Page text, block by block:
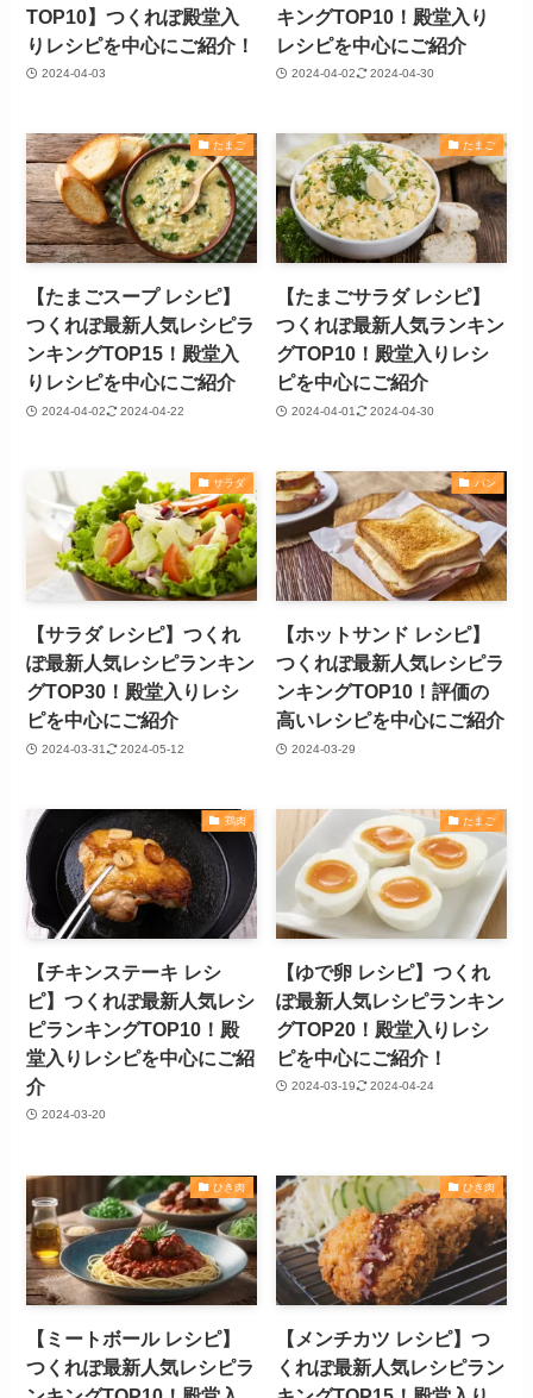
TOP10】つくれぽ殿堂入
りレシピを中心にご紹介！
2024-04-03
キングTOP10！殿堂入り
レシピを中心にご紹介
2024-04-02 2024-04-30
たまご
【たまごスープ レシピ】
つくれぽ最新人気レシピラ
ンキングTOP15！殿堂入
りレシピを中心にご紹介
2024-04-02 2024-04-22
たまご
【たまごサラダ レシピ】
つくれぽ最新人気ランキン
グTOP10！殿堂入りレシ
ピを中心にご紹介
2024-04-01 2024-04-30
サラダ
【サラダ レシピ】つくれ
ぽ最新人気レシピランキン
グTOP30！殿堂入りレシ
ピを中心にご紹介
2024-03-31 2024-05-12
パン
【ホットサンド レシピ】
つくれぽ最新人気レシピラ
ンキングTOP10！評価の
高いレシピを中心にご紹介
2024-03-29
鶏肉
【チキンステーキ レシ
ピ】つくれぽ最新人気レシ
ピランキングTOP10！殿
堂入りレシピを中心にご紹
介
2024-03-20
たまご
【ゆで卵 レシピ】つくれ
ぽ最新人気レシピランキン
グTOP20！殿堂入りレシ
ピを中心にご紹介！
2024-03-19 2024-04-24
ひき肉
【ミートボール レシピ】
つくれぽ最新人気レシピラ
ひき肉
【メンチカツ レシピ】つ
くれぽ最新人気レシピラン